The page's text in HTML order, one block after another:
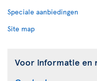
Speciale aanbiedingen
Site map
Voor informatie en